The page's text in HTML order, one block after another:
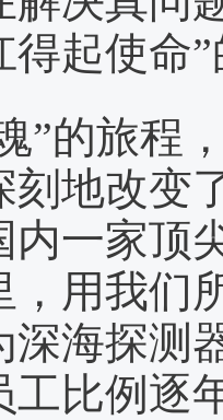
得起使命
”的旅程
刻地改变
内一家顶
，用我们
深海探测
工比例逐